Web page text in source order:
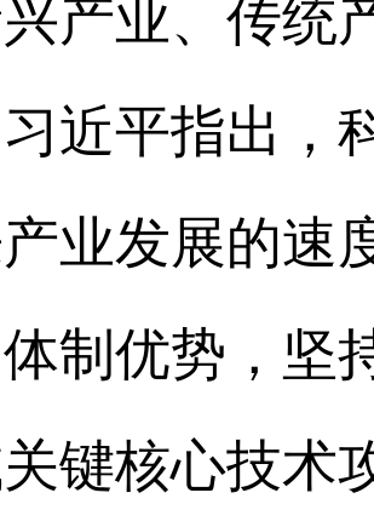
产业、传统
平指出，科
业发展的速
制优势，坚
键核心技术